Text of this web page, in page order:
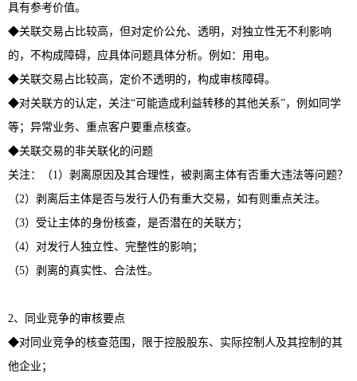
具有参考价值。
◆关联交易占比较高，但对定价公允、透明，对独立性无不利影响
的，不构成障碍，应具体问题具体分析。例如：用电。
◆关联交易占比较高，定价不透明的，构成审核障碍。
◆对关联方的认定，关注“可能造成利益转移的其他关系”，例如同学
等；异常业务、重点客户要重点核查。
◆关联交易的非关联化的问题
关注：（1）剥离原因及其合理性，被剥离主体有否重大违法等问题？
（2）剥离后主体是否与发行人仍有重大交易，如有则重点关注。
（3）受让主体的身份核查，是否潜在的关联方；
（4）对发行人独立性、完整性的影响；
（5）剥离的真实性、合法性。
2、同业竞争的审核要点
◆对同业竞争的核查范围，限于控股股东、实际控制人及其控制的其
他企业；